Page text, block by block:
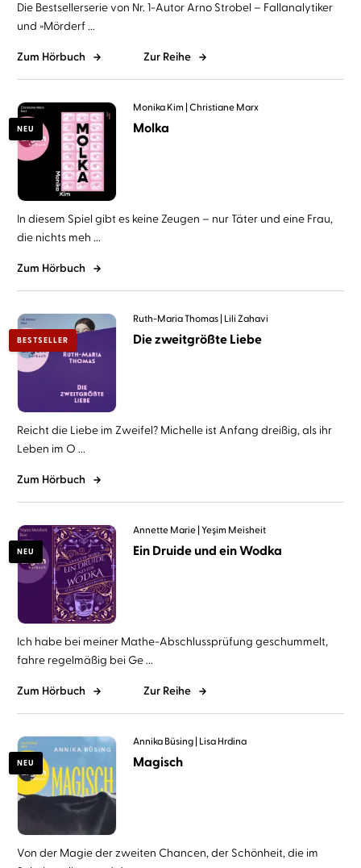
Die Bestsellerserie von Nr. 1-Autor Arno Strobel – Fallanalytiker
und »Mörderf ...
Zum Hörbuch Zur Reihe
NEU
Monika Kim Christiane Marx
Molka
In diesem Spiel gibt es keine Zeugen – nur Täter und eine Frau,
die nichts meh ...
Zum Hörbuch
BESTSELLER
Ruth-Maria Thomas Lili Zahavi
Die zweitgrößte Liebe
Reicht die Liebe im Zweifel? Michelle ist Anfang dreißig, als ihr
Leben im O ...
Zum Hörbuch
NEU
Annette Marie Yeşim Meisheit
Ein Druide und ein Wodka
Ich habe bei meiner Mathe-Abschlussprüfung geschummelt,
fahre regelmäßig bei Ge ...
Zum Hörbuch Zur Reihe
NEU
Annika Büsing Lisa Hrdina
Magisch
Von der Magie der zweiten Chancen, der Schönheit, die im